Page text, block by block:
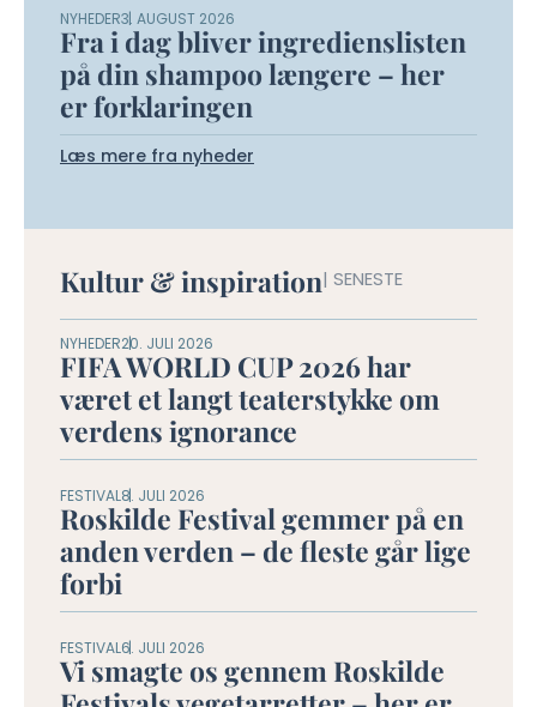
NYHEDER3. AUGUST 2026
Fra i dag bliver ingredienslisten
på din shampoo længere – her
er forklaringen
Læs mere fra nyheder
Kultur & inspiration| SENESTE
NYHEDER20. JULI 2026
FIFA WORLD CUP 2026 har
været et langt teaterstykke om
verdens ignorance
FESTIVAL8. JULI 2026
Roskilde Festival gemmer på en
anden verden – de fleste går lige
forbi
FESTIVAL6. JULI 2026
Vi smagte os gennem Roskilde